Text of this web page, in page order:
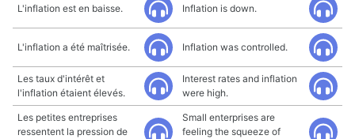
L'inflation est en baisse. Inflation is down.
L'inflation a été maîtrisée. Inflation was controlled.
Les taux d'intérêt et
l'inflation étaient élevés.
Interest rates and inflation
were high.
Les petites entreprises
ressentent la pression de
Small enterprises are
feeling the squeeze of